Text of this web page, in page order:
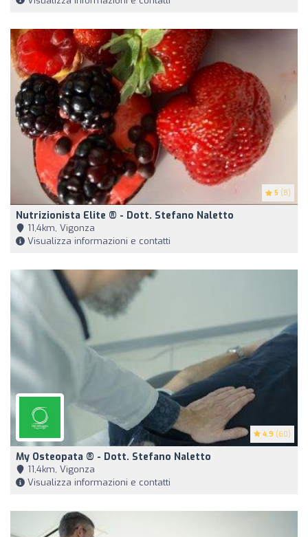
5 (8)
Nutrizionista Elite ® - Dott. Stefano Naletto
11,4km, Vigonza
Visualizza informazioni e contatti
4.9 (60)
My Osteopata ® - Dott. Stefano Naletto
11,4km, Vigonza
Visualizza informazioni e contatti